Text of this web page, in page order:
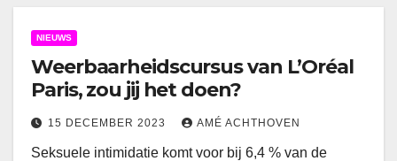
NIEUWS
Weerbaarheidscursus van L’Oréal
Paris, zou jij het doen?
15 DECEMBER 2023 AMÉ ACHTHOVEN
Seksuele intimidatie komt voor bij 6,4 % van de